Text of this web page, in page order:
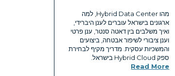
מהו Hybrid Data Center, למה
ארגונים בישראל עוברים לענן היברידי,
ואיך משלבים בין דאטה סנטר, ענן פרטי
וענן ציבורי לשיפור אבטחה, ביצועים
והמשכיות עסקית. מדריך מקיף לבחירת
ספק Hybrid Cloud בישראל.
Read More